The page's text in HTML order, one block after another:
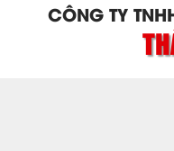
CÔNG TY